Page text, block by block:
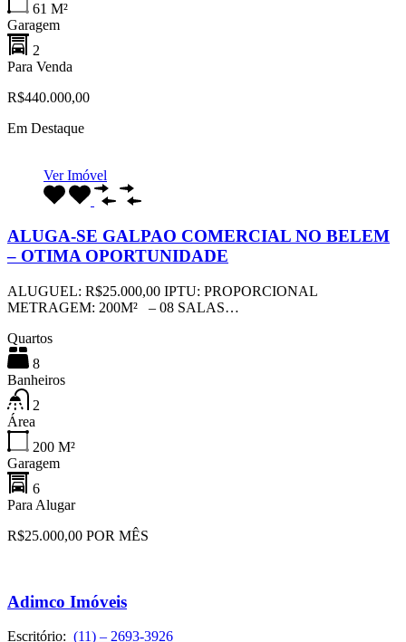
61 M²
Garagem
2
Para Venda
R$440.000,00
Em Destaque
Ver Imóvel
ALUGA-SE GALPAO COMERCIAL NO BELEM
– OTIMA OPORTUNIDADE
ALUGUEL: R$25.000,00 IPTU: PROPORCIONAL
METRAGEM: 200M² – 08 SALAS…
Quartos
8
Banheiros
2
Área
200 M²
Garagem
6
Para Alugar
R$25.000,00 POR MÊS
Adimco Imóveis
Escritório: (11) – 2693-3926